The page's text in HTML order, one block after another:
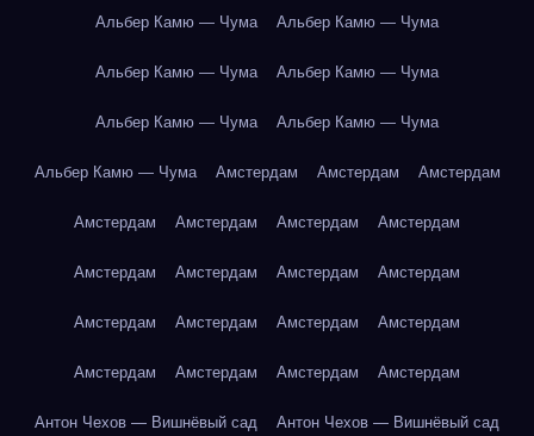
Альбер Камю — Чума Альбер Камю — Чума
Альбер Камю — Чума Альбер Камю — Чума
Альбер Камю — Чума Альбер Камю — Чума
Альбер Камю — Чума Амстердам Амстердам Амстердам
Амстердам Амстердам Амстердам Амстердам
Амстердам Амстердам Амстердам Амстердам
Амстердам Амстердам Амстердам Амстердам
Амстердам Амстердам Амстердам Амстердам
Антон Чехов — Вишнёвый сад Антон Чехов — Вишнёвый сад